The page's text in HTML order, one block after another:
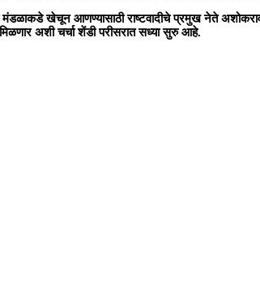
खेचून आणण्यासाठी राष्टवादीचे प्रमुख नेते
अशी चर्चा शेंडी परीसरात सध्या सुरु आहे.